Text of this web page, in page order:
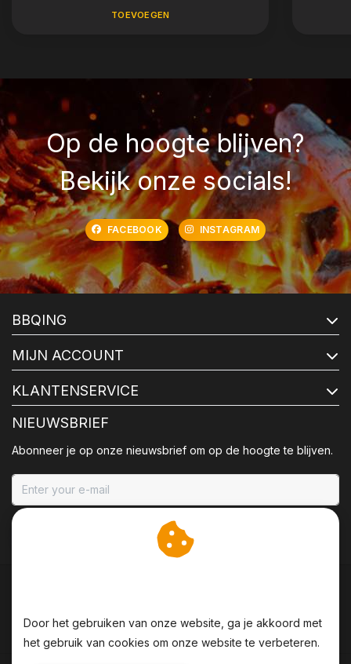
TOEVOEGEN
Op de hoogte blijven?
Bekijk onze socials!
FACEBOOK INSTAGRAM
BBQING
MIJN ACCOUNT
KLANTENSERVICE
NIEUWSBRIEF
Abonneer je op onze nieuwsbrief om op de hoogte te blijven.
Door het gebruiken van onze website, ga je akkoord met
het gebruik van cookies om onze website te verbeteren.